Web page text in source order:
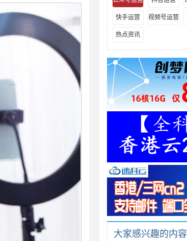
快手运营 视频号运营
热点资讯
大家感兴趣的内容